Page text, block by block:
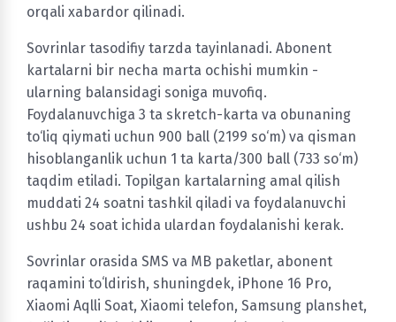
orqali xabardor qilinadi.
Sovrinlar tasodifiy tarzda tayinlanadi. Abonent
kartalarni bir necha marta ochishi mumkin -
ularning balansidagi soniga muvofiq.
Foydalanuvchiga 3 ta skretch-karta va obunaning
to‘liq qiymati uchun 900 ball (2199 so‘m) va qisman
hisoblanganlik uchun 1 ta karta/300 ball (733 so‘m)
taqdim etiladi. Topilgan kartalarning amal qilish
muddati 24 soatni tashkil qiladi va foydalanuvchi
ushbu 24 soat ichida ulardan foydalanishi kerak.
Sovrinlar orasida SMS va MB paketlar, abonent
raqamini toʻldirish, shuningdek, iPhone 16 Pro,
Xiaomi Aqlli Soat, Xiaomi telefon, Samsung planshet,